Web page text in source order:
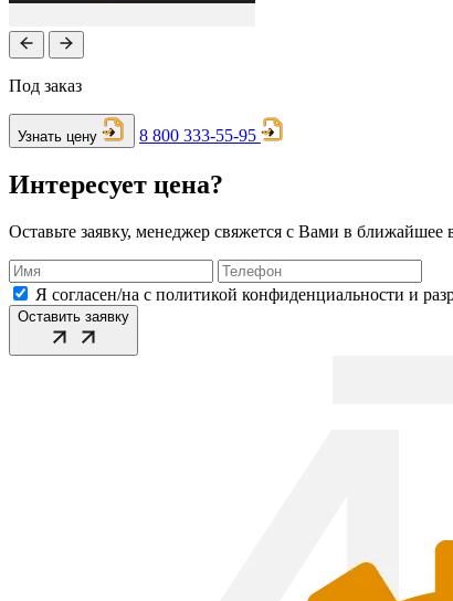
Под заказ
Узнать цену 8 800 333-55-95
Интересует цена?
Оставьте заявку, менеджер свяжется с Вами в ближайшее
Я согласен/на с политикой конфиденциальности и
Оставить заявку